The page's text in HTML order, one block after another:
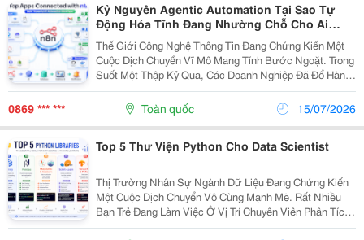
Kỷ Nguyên Agentic Automation Tại Sao Tự
Động Hóa Tĩnh Đang Nhường Chỗ Cho Ai
Agents Tự Hành
Thế Giới Công Nghệ Thông Tin Đang Chứng Kiến Một
Cuộc Dịch Chuyển Vĩ Mô Mang Tính Bước Ngoặt. Trong
Suốt Một Thập Kỷ Qua, Các Doanh Nghiệp Đã Đổ Hàng
Tỷ Đô La Vào Các Giải Pháp Tự Động Hóa Quy Trình
Truyền Thống (Rpa) Hay Các Nền Tảng Kết Nối Đám
0869 *** *** Toàn quốc 15/07/2026
Top 5 Thư Viện Python Cho Data Scientist
Thị Trường Nhân Sự Ngành Dữ Liệu Đang Chứng Kiến
Một Cuộc Dịch Chuyển Vô Cùng Mạnh Mẽ. Rất Nhiều
Bạn Trẻ Đang Làm Việc Ở Vị Trí Chuyên Viên Phân Tích
Dữ Liệu (Data Analyst) Đang Tìm Kiếm Cơ Hội Nâng